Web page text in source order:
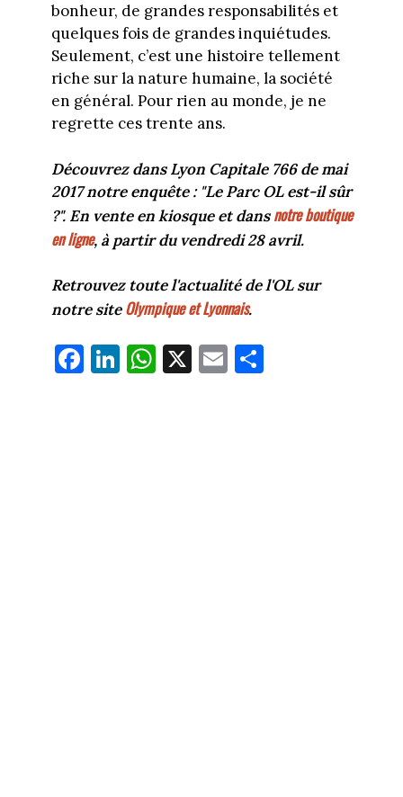
bonheur, de grandes responsabilités et
quelques fois de grandes inquiétudes.
Seulement, c’est une histoire tellement
riche sur la nature humaine, la société
en général. Pour rien au monde, je ne
regrette ces trente ans.
Découvrez dans Lyon Capitale 766 de mai
2017 notre enquête : "Le Parc OL est-il sûr
?". En vente en kiosque et dansnotre boutique
en ligne, à partir du vendredi 28 avril.
Retrouvez toute l'actualité de l'OL sur
notre siteOlympique et Lyonnais.
Fa
ce
Li
nk
W
ha
X E
m
Pa